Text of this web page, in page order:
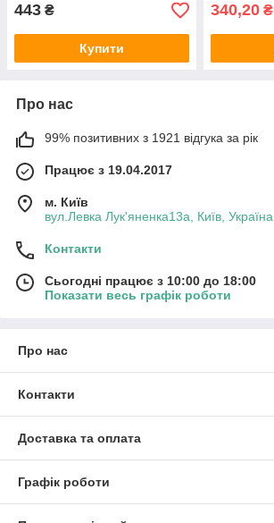
443 ₴
Купити
340,20 ₴
Про нас
99% позитивних з 1921 відгука за рік
Працює з 19.04.2017
м. Київ
вул.Левка Лук'яненка13а, Київ, Україна
Контакти
Сьогодні працює з 10:00 до 18:00
Показати весь графік роботи
Про нас
Контакти
Доставка та оплата
Графік роботи